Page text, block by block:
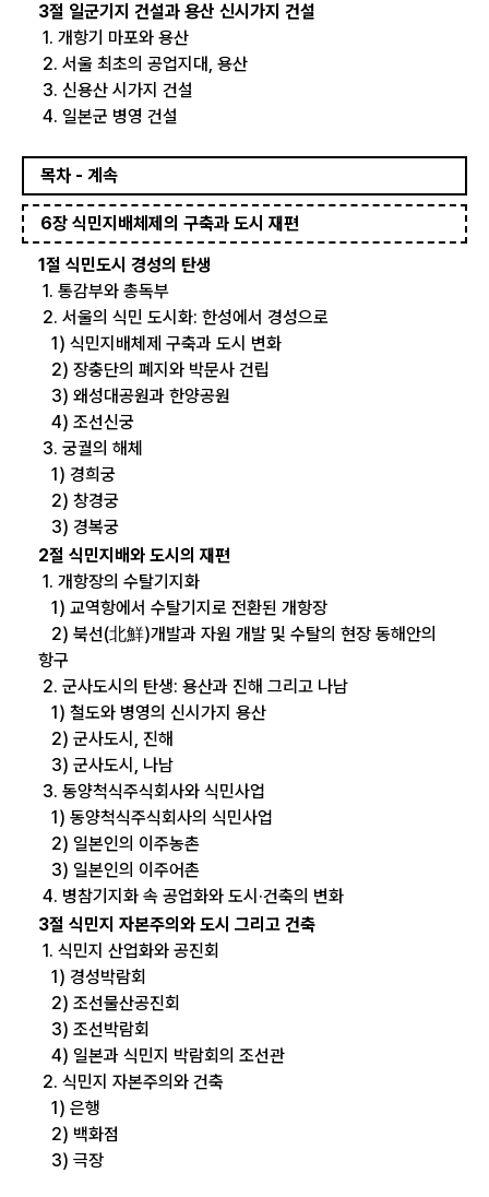
3절 일군기지 건설과 용산 신시가지 건설
1. 개항기 마포와 용산
2. 서울 최초의 공업지대, 용산
3. 신용산 시가지 건설
4. 일본군 병영 건설
목차 - 계속
6장 식민지배체제의 구축과 도시 재편
1절 식민도시 경성의 탄생
1. 통감부와 총독부
2. 서울의 식민 도시화: 한성에서 경성으로
1) 식민지배체제 구축과 도시 변화
2) 장충단의 폐지와 박문사 건립
3) 왜성대공원과 한양공원
4) 조선신궁
3. 궁궐의 해체
1) 경희궁
2) 창경궁
3) 경복궁
2절 식민지배와 도시의 재편
1. 개항장의 수탈기지화
1) 교역항에서 수탈기지로 전환된 개항장
2) 북선(北鮮)개발과 자원 개발 및 수탈의 현장 동해안의
항구
2. 군사도시의 탄생: 용산과 진해 그리고 나남
1) 철도와 병영의 신시가지 용산
2) 군사도시, 진해
3) 군사도시, 나남
3. 동양척식주식회사와 식민사업
1) 동양척식주식회사의 식민사업
2) 일본인의 이주농촌
3) 일본인의 이주어촌
4. 병참기지화 속 공업화와 도시·건축의 변화
3절 식민지 자본주의와 도시 그리고 건축
1. 식민지 산업화와 공진회
1) 경성박람회
2) 조선물산공진회
3) 조선박람회
4) 일본과 식민지 박람회의 조선관
2. 식민지 자본주의와 건축
1) 은행
2) 백화점
3) 극장